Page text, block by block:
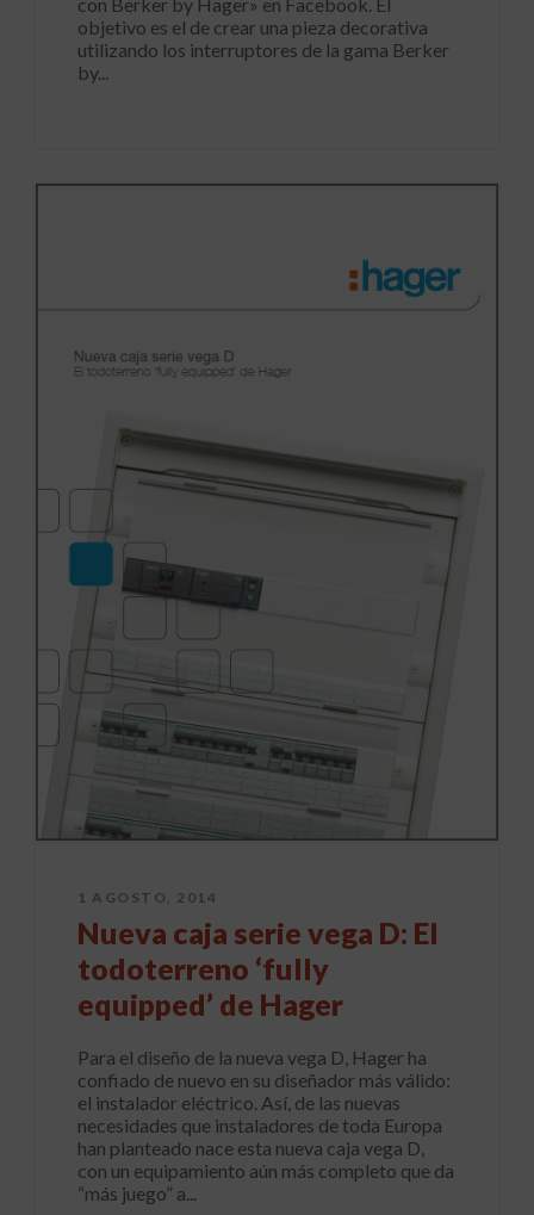
objetivo es el de crear una pieza decorativa
utilizando los interruptores de la gama Berker
by...
1 AGOSTO, 2014
Nueva caja serie vega D: El
todoterreno ‘fully
equipped’ de Hager
Para el diseño de la nueva vega D, Hager ha
confiado de nuevo en su diseñador más válido:
el instalador eléctrico. Así, de las nuevas
necesidades que instaladores de toda Europa
han planteado nace esta nueva caja vega D,
con un equipamiento aún más completo que da
“más juego” a...